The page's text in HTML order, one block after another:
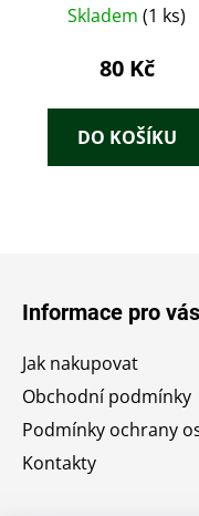
Skladem (1 ks)
80 Kč
DO KOŠÍKU
Informace pro vás
Jak nakupovat
Obchodní podmínky
Podmínky ochrany
Kontakty